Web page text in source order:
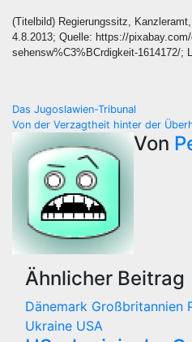
(Titelbild) Regierungssitz,
4.8.2013; Quelle: https://
sehensw%C3%BCrdigkeit-1614172/;
Das Jugoslawien-Tribunal
Von der Verzagtheit hinter der
Von
Ähnlicher Beitrag
Dänemark Großbritannien
Ukraine USA